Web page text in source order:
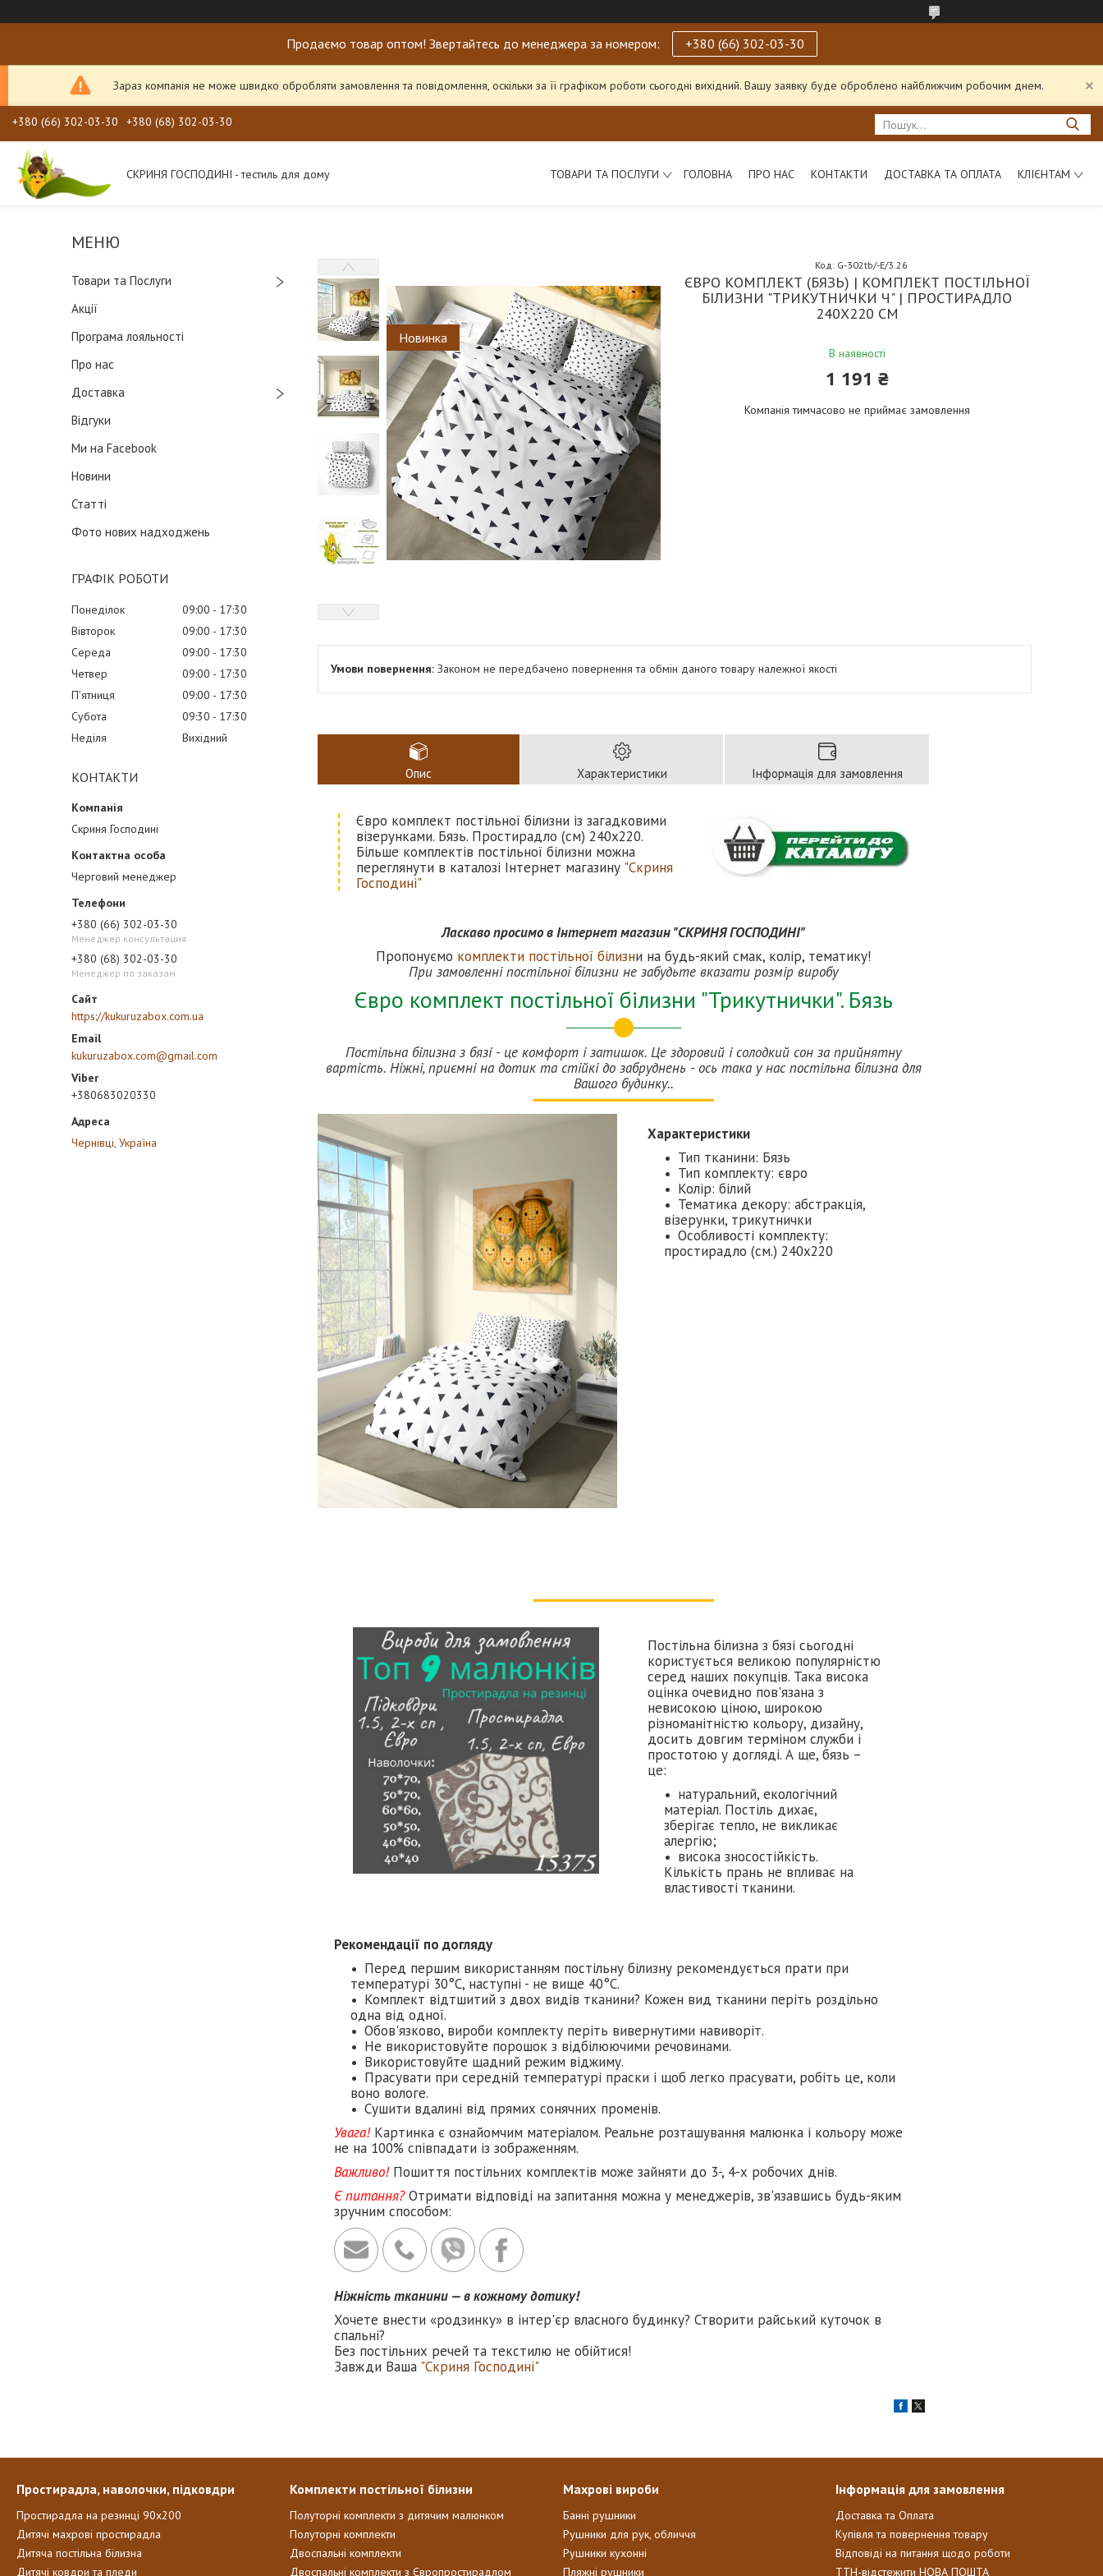
Продаємо товар оптом! Звертайтесь до менеджера за номером: +380 (66) 302-03-30
Зараз компанія не може швидко обробляти замовлення та повідомлення, оскільки за її графіком роботи сьогодні вихідний. Вашу заявку буде оброблено найближчим робочим днем.
+380 (66) 302-03-30 +380 (68) 302-03-30
СКРИНЯ ГОСПОДИНІ - тестиль для дому ТОВАРИ ТА ПОСЛУГИ ГОЛОВНА ПРО НАС КОНТАКТИ ДОСТАВКА ТА ОПЛАТА КЛІЄНТАМ
Товари та Послуги
Акції
Програма лояльності
Про нас
Доставка
Відгуки
Ми на Facebook
Новини
Статті
Фото нових надходжень
ГРАФІК РОБОТИ
Понеділок 09:00
17:30
Вівторок
09:00
17:30
Середа
09:00
17:30
Четвер
09:00
17:30
Пʼятниця
09:00
17:30
Субота
09:30
17:30
Неділя
Вихідний
КОНТАКТИ
Скриня Господині
Черговий менеджер
+380 (66) 302-03-30
Менеджер консультация
+380 (68) 302-03-30
Менеджер по заказам
https://kukuruzabox.com.ua
kukuruzabox.com@gmail.com
+380683020330
Чернівці, Україна
Новинка
ЄВРО КОМПЛЕКТ (БЯЗЬ) | КОМПЛЕКТ ПОСТІЛЬНОЇ
БІЛИЗНИ "ТРИКУТНИЧКИ Ч" | ПРОСТИРАДЛО
240Х220 СМ
В наявності
Код: G-302tb/-Е/3.26
1 191 ₴
Компанія тимчасово не приймає замовлення
Законом не передбачено повернення та обмін даного товару належної якості
Опис Характеристики Інформація для замовлення
Євро комплект постільної білизни із загадковими
візерунками. Бязь. Простирадло (см) 240х220.
Більше комплектів постільної білизни можна
переглянути в каталозі Інтернет магазину "Скриня
Господині"
Ласкаво просимо в Інтернет магазин "СКРИНЯ ГОСПОДИНІ"
Пропонуємо комплекти постільної білизни на будь-який смак, колір, тематику!
При замовленні постільної білизни не забудьте вказати розмір виробу
Євро комплект постільної білизни "Трикутнички". Бязь
Постільна білизна з бязі - це комфорт і затишок. Це здоровий і солодкий сон за прийнятну
вартість. Ніжні, приємні на дотик та стійкі до забруднень - ось така у нас постільна білизна для
Вашого будинку..
Характеристики
Тип тканини: Бязь
Тип комплекту: євро
Колір: білий
Тематика декору: абстракція,
візерунки, трикутнички
Особливості комплекту:
простирадло (см.) 240х220
Постільна білизна з бязі сьогодні
користується великою популярністю
серед наших покупців. Така висока
оцінка очевидно пов'язана з
невисокою ціною, широкою
різноманітністю кольору, дизайну,
досить довгим терміном служби і
простотою у догляді. А ще, бязь –
це:
натуральний, екологічний
матеріал. Постіль дихає,
зберігає тепло, не викликає
алергію;
висока зносостійкість.
Кількість прань не впливає на
властивості тканини.
Рекомендації по догляду
Перед першим використанням постільну білизну рекомендується прати при
температурі 30°C, наступні - не вище 40°C.
Комплект відтшитий з двох видів тканини? Кожен вид тканини періть роздільно
одна від одної.
Обов'язково, вироби комплекту періть вивернутими навиворіт.
Не використовуйте порошок з відбілюючими речовинами.
Використовуйте щадний режим віджиму.
Прасувати при середній температурі праски і щоб легко прасувати, робіть це, коли
воно вологе.
Сушити вдалині від прямих сонячних променів.
Увага! Картинка є ознайомчим матеріалом. Реальне розташування малюнка і кольору може
не на 100% співпадати із зображенням.
Важливо! Пошиття постільних комплектів може зайняти до 3-, 4-х робочих днів.
Є питання?Отримати відповіді на запитання можна у менеджерів, зв'язавшись будь-яким
зручним способом:
Ніжність тканини — в кожному дотику!
Хочете внести «родзинку» в інтер'єр власного будинку? Створити райський куточок в
спальні?
Без постільних речей та текстилю не обійтися!
Завжди Ваша "Скриня Господині"
Простирадла, наволочки, підковдри
Простирадла на резинці 90х200
Дитячі махрові простирадла
Дитяча постільна білизна
Дитячі ковдри та пледи
Комплекти постільної білизни
Полуторні комплекти з дитячим малюнком
Полуторні комплекти
Двоспальні комплекти
Двоспальні комплекти з Європростирадлом
Махрові вироби
Банні рушники
Рушники для рук, обличчя
Рушники кухонні
Пляжні рушники
Інформація для замовлення
Доставка та Оплата
Купівля та повернення товару
Відповіді на питання щодо роботи
ТТН-відстежити НОВА ПОШТА